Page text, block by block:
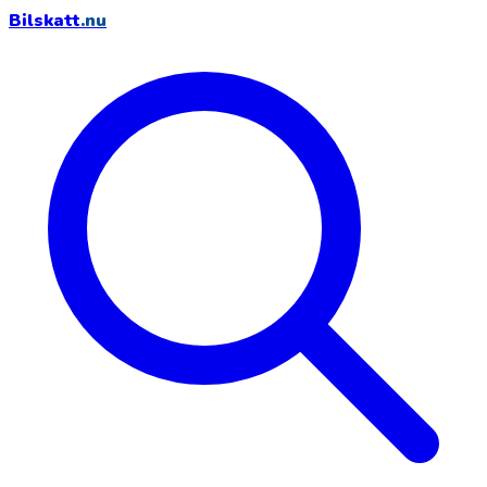
Bilskatt.nu